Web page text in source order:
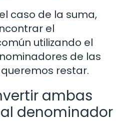
caso de la suma,
el
utilizando el
de las
restar.
ambas
denominador